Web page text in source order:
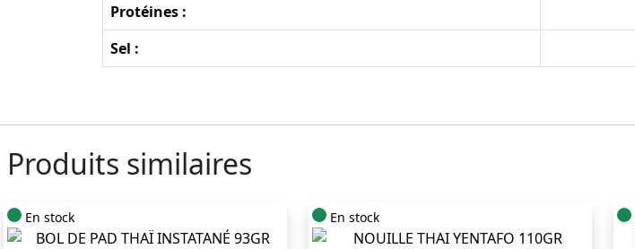
Protéines :
Sel :
Produits similaires
En stock En stock